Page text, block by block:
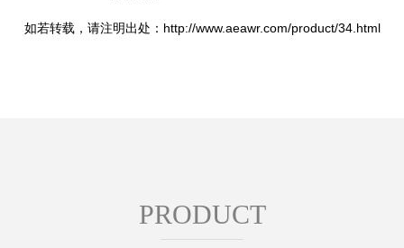
如若转载，请注明出处：http://www.aeawr.com/product/34.html
PRODUCT